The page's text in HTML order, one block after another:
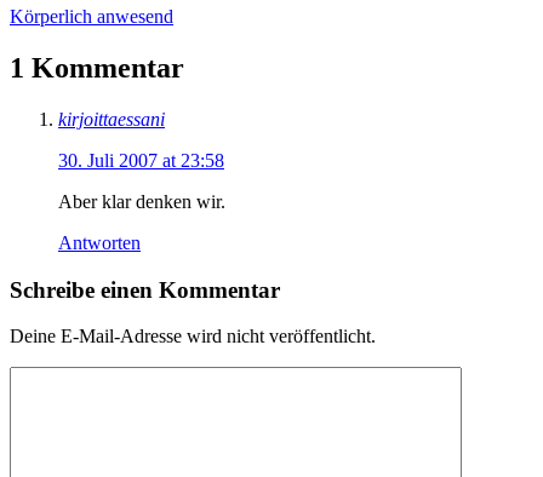
Körperlich anwesend
1 Kommentar
kirjoittaessani
30. Juli 2007 at 23:58
Aber klar denken wir.
Antworten
Schreibe einen Kommentar
Deine E-Mail-Adresse wird nicht veröffentlicht.